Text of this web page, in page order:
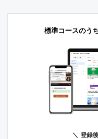
標準コースのう
登録